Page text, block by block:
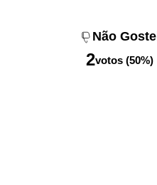
Não
2votos (50%)